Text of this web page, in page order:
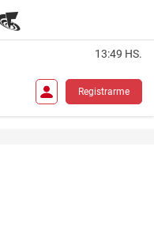
13:49 HS.
Registrarme